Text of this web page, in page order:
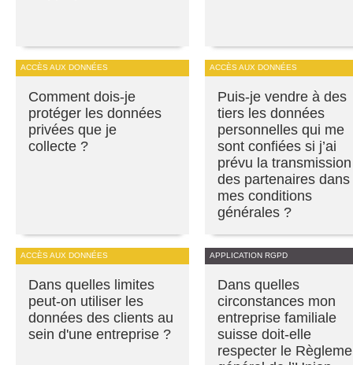
ACCÈS AUX DONNÉES
Comment dois-je
protéger les données
privées que je
collecte ?
ACCÈS AUX DONNÉES
Puis-je vendre à des
tiers les données
personnelles qui me
sont confiées si j’ai
prévu la
des partenaires dans
mes conditions
générales ?
ACCÈS AUX DONNÉES
Dans quelles limites
peut-on utiliser les
données des clients au
sein d'une entreprise ?
APPLICATION RGPD
Dans quelles
circonstances mon
entreprise familiale
suisse doit-elle
respecter le